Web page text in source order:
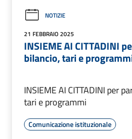
NOTIZIE
21 FEBBRAIO 2025
INSIEME AI CITTADINI
bilancio, tari e
INSIEME AI CITTADINI per
tari e programmi
Comunicazione istituzionale